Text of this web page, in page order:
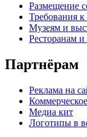
Размещение
Требования
Музеям и
Ресторанам и
Партнёрам
Реклама на
Медиа кит
Логотипы в